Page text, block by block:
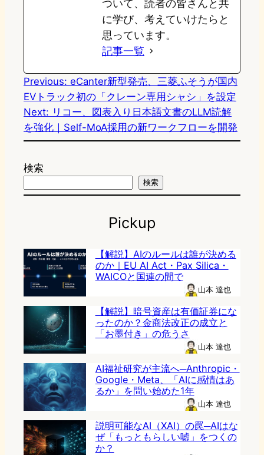
ついて、読者の皆さんと共
に学び、考えていけたらと
思っています。
記事一覧
Previous: eCanter新型発売、三菱ふそうが国内
EVトラック初の「クレーン専用シャシ」を設定
Next: リコー、図表入り日本語文書のLLM読解
を強化｜Self-MoA採用の新ワークフローを開発
検索
検索
Pickup
【解説】AIのルールは誰が決める
のか｜EU AI Act・Pax Silica・
WAICOと国連の間で
山本 達也
【解説】暗号資産は有価証券にな
ったのか？金商法改正の成立と
「お墨付き」の危うさ
山本 達也
AI福祉研究が主流へ─Anthropic・
Google・Meta、「AIに感情はあ
るか」を問い始めた1年
山本 達也
説明可能なAI（XAI）の罠─AIはな
ぜ「もっともらしい嘘」をつくの
か？